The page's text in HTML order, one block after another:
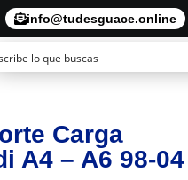
info@tudesguace.online
Carga
A4 – A6 98-04